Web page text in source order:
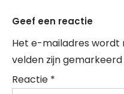
Geef een reactie
Het e-mailadres wordt
velden zijn
Reactie *